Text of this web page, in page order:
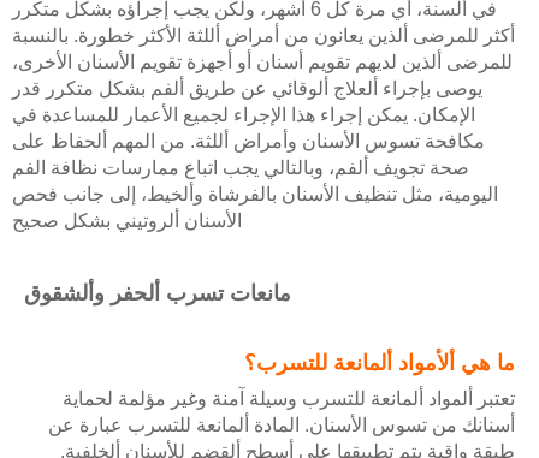
في ألسنة، أي مرة كل 6 أشهر، ولكن يجب إجراؤه بشكل متكرر
أكثر للمرضى ألذين يعانون من أمراض أللثة الأكثر خطورة. بالنسبة
للمرضى ألذين لديهم تقويم أسنان أو أجهزة تقويم الأسنان الأخرى،
يوصى بإجراء ألعلاج ألوقائي عن طريق ألفم بشكل متكرر قدر
الإمكان. يمكن إجراء هذا الإجراء لجميع الأعمار للمساعدة في
مكافحة تسوس الأسنان وأمراض أللثة. من المهم ألحفاظ على
صحة تجويف ألفم، وبالتالي يجب اتباع ممارسات نظافة الفم
اليومية، مثل تنظيف الأسنان بالفرشاة وألخيط، إلى جانب فحص
الأسنان ألروتيني بشكل صحيح
مانعات تسرب ألحفر وألشقوق
ما هي ألأمواد ألمانعة للتسرب؟
تعتبر ألمواد ألمانعة للتسرب وسيلة آمنة وغير مؤلمة لحماية
أسنانك من تسوس الأسنان. المادة ألمانعة للتسرب عبارة عن
طبقة واقية يتم تطبيقها على أسطح ألقضم للأسنان ألخلفية.